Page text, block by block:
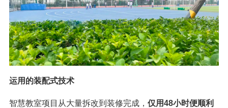
运用的装配式技术
智慧教室项目从大量拆改到装修完成， 仅用48小时便顺利